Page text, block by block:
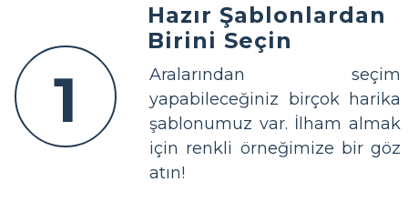
1
Hazır Şablonlardan
Birini Seçin
Aralarından seçim
yapabileceğiniz birçok harika
şablonumuz var. İlham almak
için renkli örneğimize bir göz
atın!